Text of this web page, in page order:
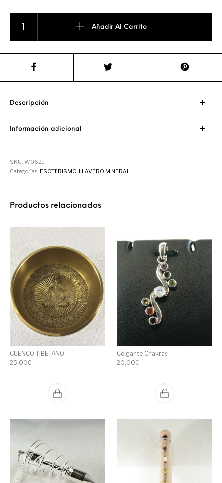
Añadir Al Carrito
Descripción
Información adicional
SKU:W0621
Categorías: ESOTERISMO, LLAVERO MINERAL
Productos relacionados
CUENCO TIBETANO
25,00€
Colgante Chakras
20,00€